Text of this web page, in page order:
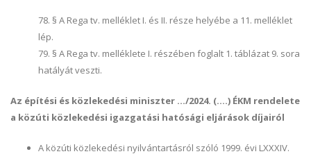
78. § A Rega tv. melléklet I. és II. része helyébe a 11. melléklet
lép.
79. § A Rega tv. melléklete I. részében foglalt 1. táblázat 9. sora
hatályát veszti.
Az építési és közlekedési miniszter .../2024. (....) ÉKM rendelete
a közúti közlekedési igazgatási hatósági eljárások díjairól
A közúti közlekedési nyilvántartásról szóló 1999. évi LXXXIV.